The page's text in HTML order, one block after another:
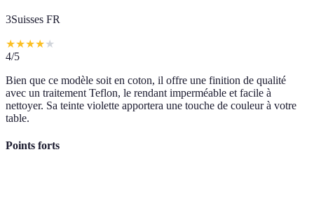
3Suisses FR
★★★★★
4/5
Bien que ce modèle soit en coton, il offre une finition de qualité
avec un traitement Teflon, le rendant imperméable et facile à
nettoyer. Sa teinte violette apportera une touche de couleur à votre
table.
Points forts